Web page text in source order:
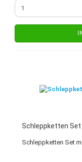
Schleppketten
Schleppketten Set